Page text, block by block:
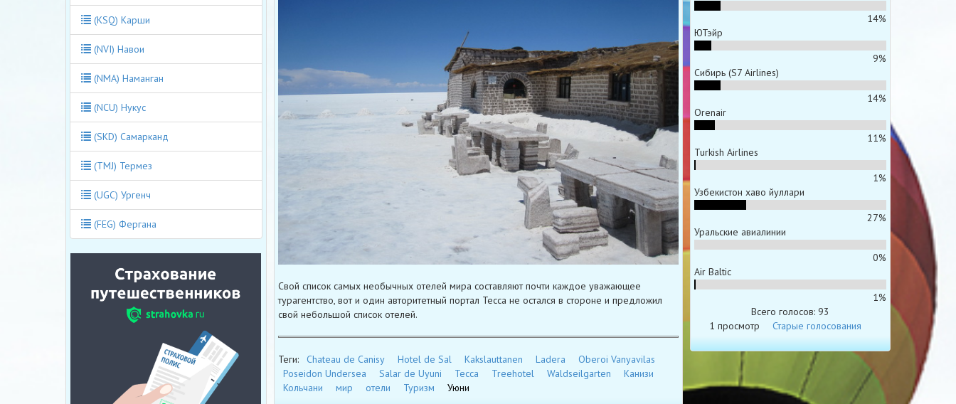
Свой список самых необычных отелей мира составляют почти каждое уважающее
турагентство, вот и один авторитетный портал Tecca не остался в стороне и предложил
свой небольшой список отелей.
Теги: Chateau de Canisy Hotel de Sal Kakslauttanen Ladera
Oberoi Vanyavilas
Poseidon Undersea
Salar de Uyuni Tecca Treehotel Waldseilgarten
Канизи
Кольчани
мир отели Туризм
Уюни
(KSQ) Карши
(NVI) Навои
(NMA) Наманган
(NCU) Нукус
(SKD) Самарканд
(TMJ) Термез
(UGC) Ургенч
(FEG) Фергана
14%
ЮТэйр
9%
Сибирь (S7 Airlines)
14%
Orenair
11%
Turkish Airlines
1%
Узбекистон хаво йуллари
27%
Уральские авиалинии
0%
Air Baltic
1%
Всего голосов: 93
1 просмотр
Старые голосования